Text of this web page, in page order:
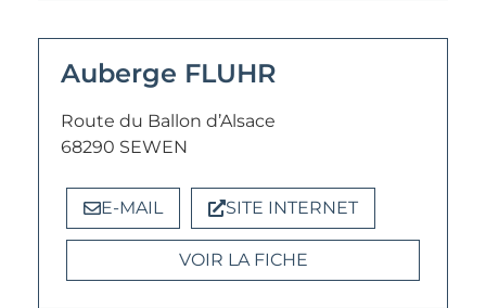
Auberge FLUHR
Route du Ballon d’Alsace
68290 SEWEN
E-MAIL SITE INTERNET
VOIR LA FICHE